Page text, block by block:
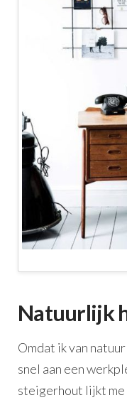
Natuurlijk
Omdat ik van
snel aan een
steigerhout lijkt me